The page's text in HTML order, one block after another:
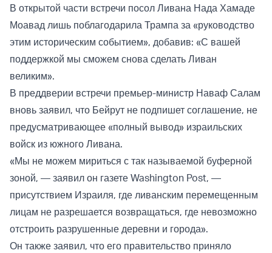
В открытой части встречи посол Ливана Нада Хамаде
Моавад лишь поблагодарила Трампа за «руководство
этим историческим событием», добавив: «С вашей
поддержкой мы сможем снова сделать Ливан
великим».
В преддверии встречи премьер-министр Наваф Салам
вновь заявил, что Бейрут не подпишет соглашение, не
предусматривающее «полный вывод» израильских
войск из южного Ливана.
«Мы не можем мириться с так называемой буферной
зоной, — заявил он газете Washington Post, —
присутствием Израиля, где ливанским перемещенным
лицам не разрешается возвращаться, где невозможно
отстроить разрушенные деревни и города».
Он также заявил, что его правительство приняло